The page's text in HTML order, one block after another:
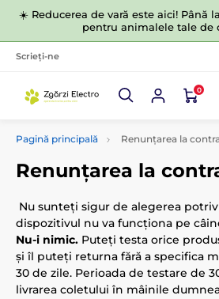
☀️ Reducerea de vară este aici! Până
pentru animalele tale de
Scrieți-ne
0
Pagină principală Renunțarea la
Renunțarea la
Nu sunteți sigur de alegerea
dispozitivul nu va funcționa pe
Nu-i nimic. Puteți testa orice
și îl puteți returna fără a specifica
30 de zile. Perioada de testare de
livrarea coletului în mâinile